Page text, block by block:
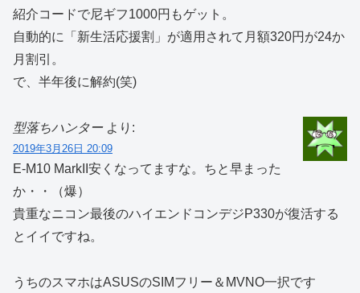
紹介コードで尼ギフ1000円もゲット。
自動的に「新生活応援割」が適用されて月額320円が24か
月割引。
で、半年後に解約(笑)
型落ちハンター より:
2019年3月26日 20:09
E-M10 MarkII安くなってますな。ちと早まった
か・・（爆）
貴重なニコン最後のハイエンドコンデジP330が復活する
とイイですね。
うちのスマホはASUSのSIMフリー＆MVNO一択です